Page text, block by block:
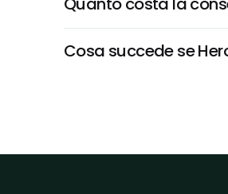
Cosa succede se